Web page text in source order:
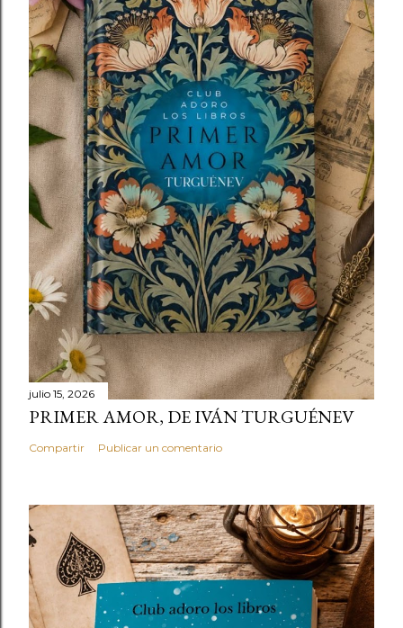
julio 15, 2026
PRIMER AMOR, DE IVÁN TURGUÉNEV
Compartir Publicar un comentario